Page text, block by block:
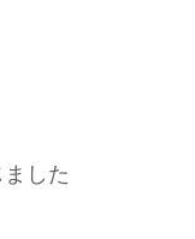
した